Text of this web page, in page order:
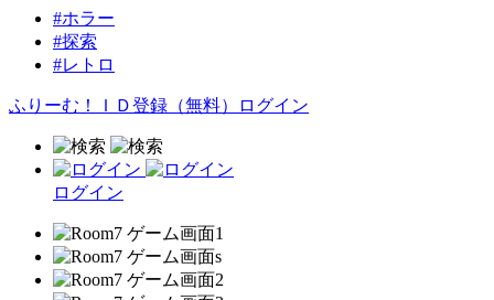
#ホラー
#探索
#レトロ
ふりーむ！ＩＤ登録（無料） ログイン
ログイン